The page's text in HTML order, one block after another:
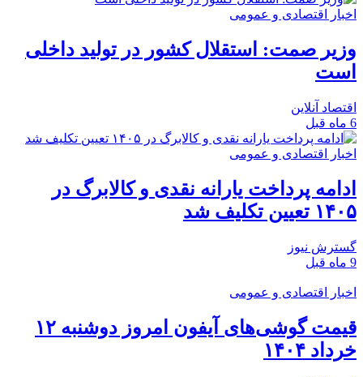
اخبار اقتصادی و عمومی
وزیر صمت: استقلال کشور در تولید داخلی
است
اقتصاد آنلاین
6 ماه قبل
اخبار اقتصادی و عمومی
ادامه پرداخت یارانه نقدی و کالابرگ در
۱۴۰۵ تعیین تکلیف شد
گسترش نیوز
9 ماه قبل
اخبار اقتصادی و عمومی
قیمت گوشی‌های آیفون امروز دوشنبه ۱۲
خرداد ۱۴۰۴